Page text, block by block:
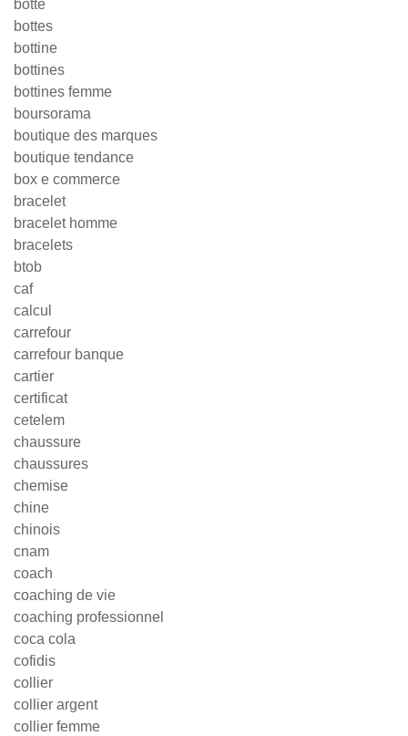
botte
bottes
bottine
bottines
bottines femme
boursorama
boutique des marques
boutique tendance
box e commerce
bracelet
bracelet homme
bracelets
btob
caf
calcul
carrefour
carrefour banque
cartier
certificat
cetelem
chaussure
chaussures
chemise
chine
chinois
cnam
coach
coaching de vie
coaching professionnel
coca cola
cofidis
collier
collier argent
collier femme